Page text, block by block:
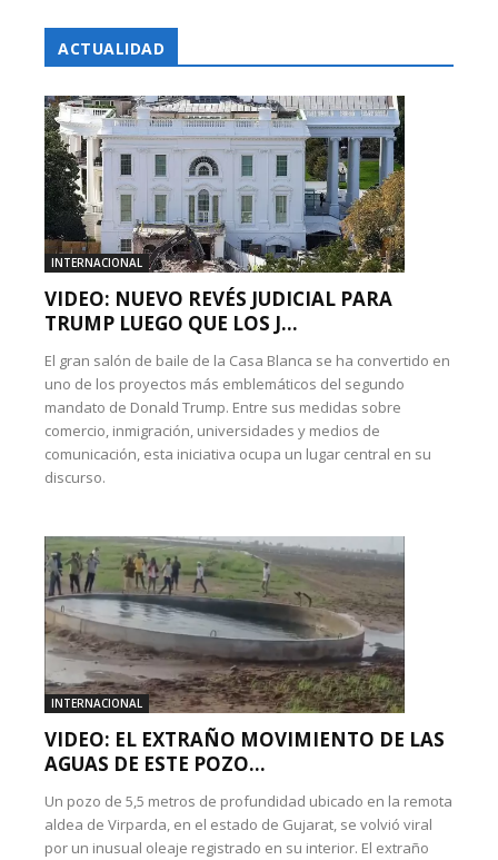
ACTUALIDAD
INTERNACIONAL
VIDEO: NUEVO REVÉS JUDICIAL PARA
TRUMP LUEGO QUE LOS J...
El gran salón de baile de la Casa Blanca se ha convertido en
uno de los proyectos más emblemáticos del segundo
mandato de Donald Trump. Entre sus medidas sobre
comercio, inmigración, universidades y medios de
comunicación, esta iniciativa ocupa un lugar central en su
discurso.
INTERNACIONAL
VIDEO: EL EXTRAÑO MOVIMIENTO DE LAS
AGUAS DE ESTE POZO...
Un pozo de 5,5 metros de profundidad ubicado en la remota
aldea de Virparda, en el estado de Gujarat, se volvió viral
por un inusual oleaje registrado en su interior. El extraño